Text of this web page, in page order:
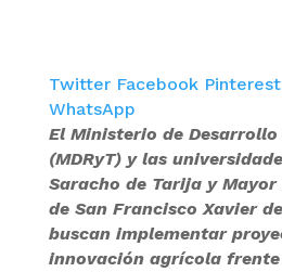
Twitter Facebook Pinterest
WhatsApp
El Ministerio de
(MDRyT) y las
Saracho de Tarija y
de San Francisco Xavier
buscan implementar
innovación agrícola